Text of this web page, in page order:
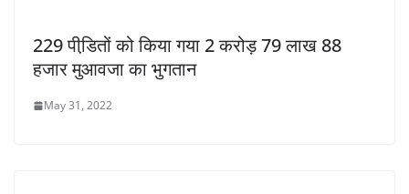
229 पीडि़तों को किया गया 2 करोड़ 79 लाख 88
हजार मुआवजा का भुगतान
May 31, 2022